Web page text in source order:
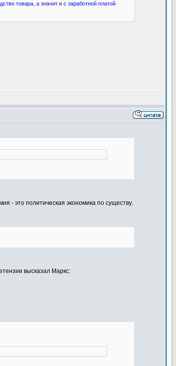
товара, а значит и с заработной платой
- это политическая экономика по существу.
высказал Маркс: